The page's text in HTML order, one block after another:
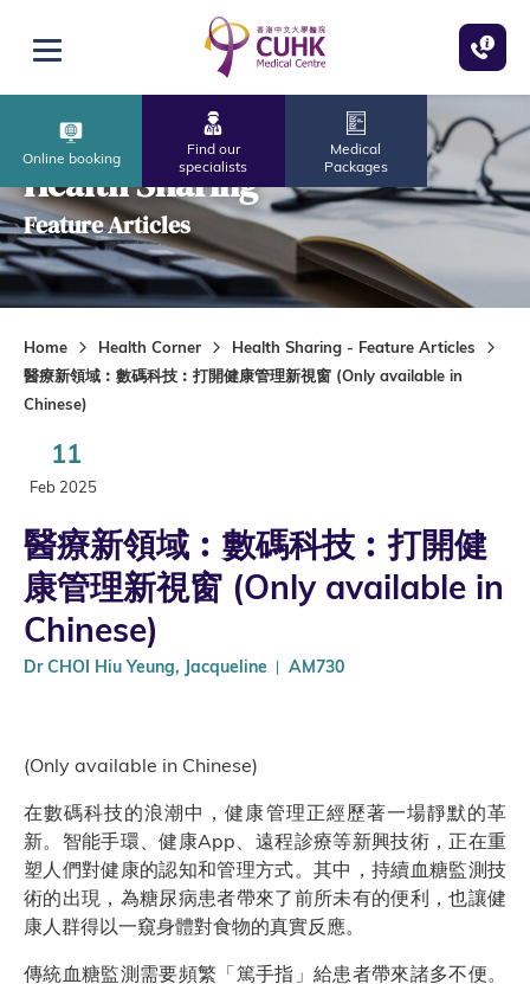
Open menu
Online booking
Find our
specialists
Medical
Packages
Health Sharing
Feature Articles
Home Health Corner
Health Sharing - Feature Articles
醫療新領域︰數碼科技︰打開健康管理新視窗 (Only available in
Chinese)
11
Feb 2025
醫療新領域︰數碼科技︰打開健
康管理新視窗 (Only available in
Chinese)
Dr CHOI Hiu Yeung, Jacqueline AM730
(Only available in Chinese)
在數碼科技的浪潮中，健康管理正經歷著一場靜默的革
新。智能手環、健康App、遠程診療等新興技術，正在重
塑人們對健康的認知和管理方式。其中，持續血糖監測技
術的出現，為糖尿病患者帶來了前所未有的便利，也讓健
康人群得以一窺身體對食物的真實反應。
傳統血糖監測需要頻繁「篤手指」給患者帶來諸多不便。